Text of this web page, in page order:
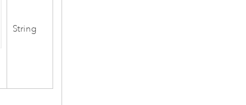
String